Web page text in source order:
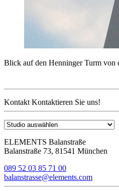
Blick auf den Henninger Turm von
Kontakt Kontaktieren Sie uns!
ELEMENTS Balanstraße
Balanstraße 73, 81541 München
089 52 03 85 71 00
balanstrasse@elements.com